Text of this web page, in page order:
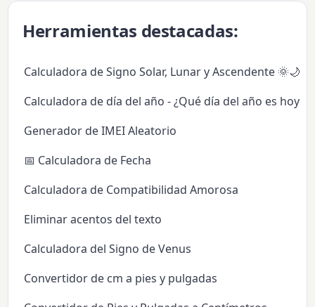
Herramientas destacadas:
Calculadora de Signo Solar, Lunar y Ascendente 🌞🌙✨
Calculadora de día del año - ¿Qué día del año es hoy?
Generador de IMEI Aleatorio
📅 Calculadora de Fecha
Calculadora de Compatibilidad Amorosa
Eliminar acentos del texto
Calculadora del Signo de Venus
Convertidor de cm a pies y pulgadas